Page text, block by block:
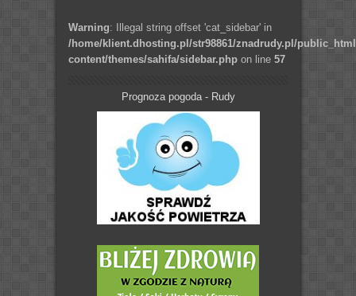
Warning: Illegal string offset 'cat_sidebar' in
/home/klient.dhosting.pl/str98861/znadrudy.pl/
content/themes/sahifa/sidebar.phpon line 57
Prognoza pogoda - Rudy